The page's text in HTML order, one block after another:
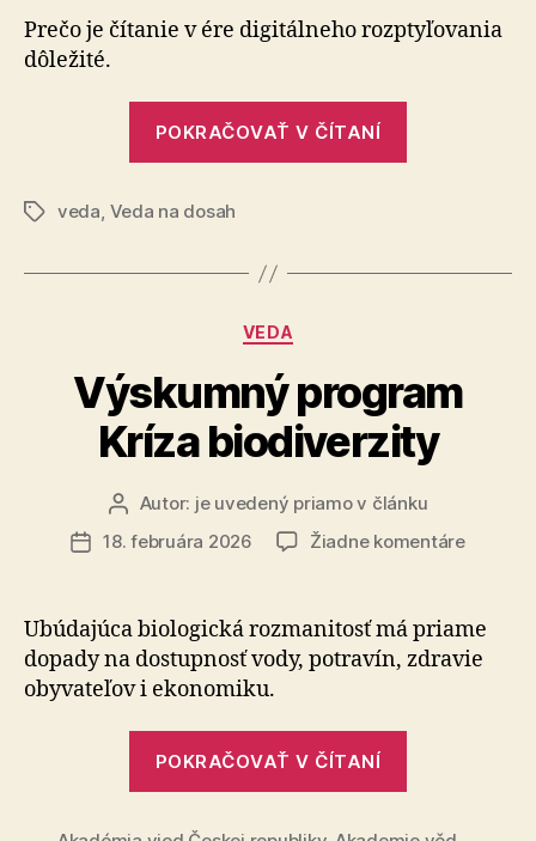
Prečo je čítanie v ére digitálneho rozptyľovania
dôležité.
POKRAČOVAŤ V ČÍTANÍ
slovnej
Značky
veda, Veda na dosah
Kategórie
VEDA
Výskumný program
Kríza biodiverzity
Autor
článku
Autor: je uvedený priamo v článku
Dátum
18. februára 2026 Žiadne komentárena
Ubúdajúca biologická rozmanitosť má priame
dopady na do­stup­nosť vody, potravín, zdravie
obyvateľov i eko­no­mi­ku.
POKRAČOVAŤ V ČÍTANÍ